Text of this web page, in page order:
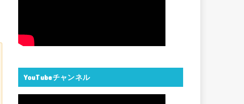
YouTubeチャンネル